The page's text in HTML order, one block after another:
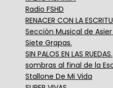
Radio FSHD
RENACER CON LA
Sección Musical de
Siete Grapas.
SIN PALOS EN LAS RUEDAS.
sombras al final de la
Stallone De Mi Vida